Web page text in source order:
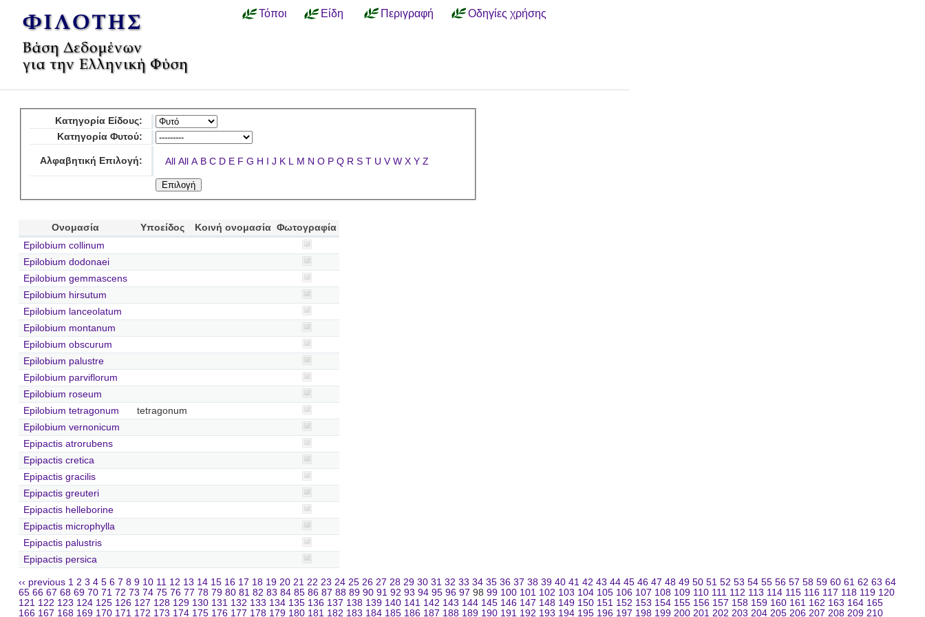
Τόποι Είδη Περιγραφή Οδηγίες χρήσης
Κατηγορία Είδους:
Κατηγορία Φυτού:
Αλφαβητική Επιλογή: All All A B C D E F G H I J K L M N O P Q R S T U V W X Y Z
Ονομασία Υποείδος Κοινή ονομασία Φωτογραφία
Epilobium collinum
Epilobium dodonaei
Epilobium gemmascens
Epilobium hirsutum
Epilobium lanceolatum
Epilobium montanum
Epilobium obscurum
Epilobium palustre
Epilobium parviflorum
Epilobium roseum
Epilobium tetragonum
tetragonum
Epilobium vernonicum
Epipactis atrorubens
Epipactis cretica
Epipactis gracilis
Epipactis greuteri
Epipactis helleborine
Epipactis microphylla
Epipactis palustris
Epipactis persica
‹‹ previous 1 2 3 4 5 6 7 8 9 10 11 12 13 14 15 16 17 18 19 20 21 22 23 24 25 26 27 28 29 30 31 32 33 34 35 36 37 38 39 40 41 42 43 44 45 46 47 48 49 50 51 52 53 54 55 56 57 58 59 60 61 62 63 64
65 66 67 68 69 70 71 72 73 74 75 76 77 78 79 80 81 82 83 84 85 86 87 88 89 90 91 92 93 94 95 96 97 98 99 100 101 102 103 104 105 106 107 108 109 110 111 112 113 114 115 116 117 118 119 120
121 122 123 124 125 126 127 128 129 130 131 132 133 134 135 136 137 138 139 140 141 142 143 144 145 146 147 148 149 150 151 152 153 154 155 156 157 158 159 160 161 162 163 164 165
166 167 168 169 170 171 172 173 174 175 176 177 178 179 180 181 182 183 184 185 186 187 188 189 190 191 192 193 194 195 196 197 198 199 200 201 202 203 204 205 206 207 208 209 210